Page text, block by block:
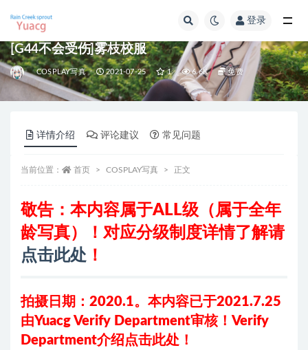
登录
[G44不会受伤]雾枝校服
COSPLAY写真 2021-07-25 1 6.6K 免费
详情介绍 评论建议 常见问题
当前位置： 首页 COSPLAY写真 正文
敬告：本内容属于ALL级（属于全年
龄写真）！对应分级制度详情了解请
点击此处 ！
拍摄日期：2020.1。 本内容已于2021.7.25
由Yuacg Verify Department审核！ Verify
Department介绍点击此处 ！